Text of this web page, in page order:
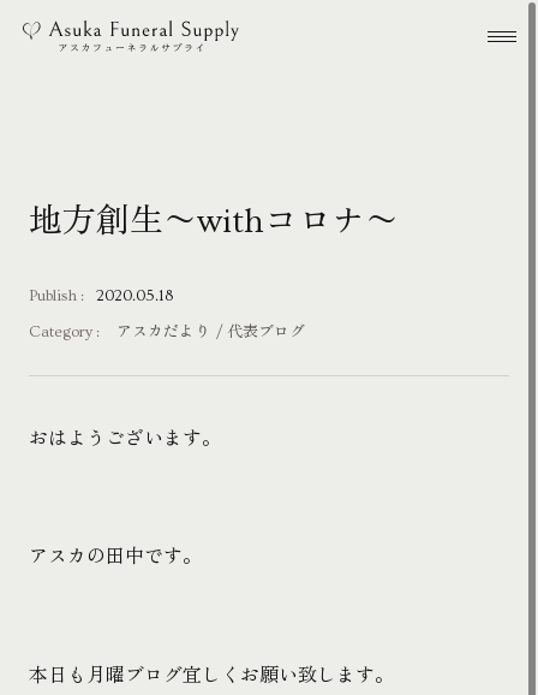
メ
地方創生〜withコロナ〜
Publish : 2020.05.18
Category : アスカだより 代表ブログ
おはようございます。
アスカの田中です。
本日も月曜ブログ宜しくお願い致します。